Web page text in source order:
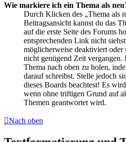
Wie markiere ich ein Thema als
Durch Klicken des „Thema als
Beitragsansicht kannst du das
auf die erste Seite des Forums
entsprechenden Link nicht
möglicherweise deaktiviert
nicht genügend Zeit vergangen.
Thema nach oben zu holen,
darauf schreibst. Stelle jedoch
dieses Boards beachtest! Es
wenn ohne triftigen Grund auf
Themen geantwortet wird.
Nach oben